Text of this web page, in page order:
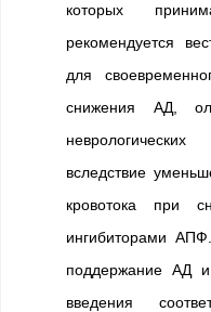
которых
рекомендуется
для
снижения АД,
вследствие
кровотока при
ингибиторами
поддержание АД
введения